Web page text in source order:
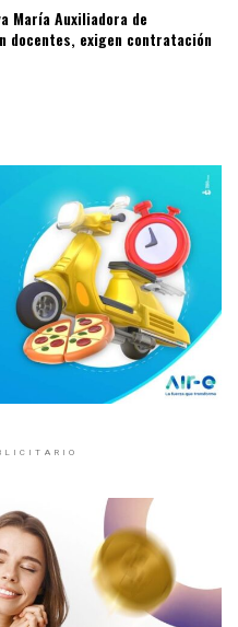
María Auxiliadora de
docentes, exigen contratación